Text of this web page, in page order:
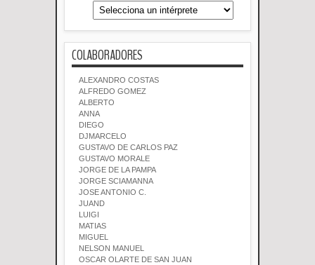
COLABORADORES
ALEXANDRO COSTAS
ALFREDO GOMEZ
ALBERTO
ANNA
DIEGO
DJMARCELO
GUSTAVO DE CARLOS PAZ
GUSTAVO MORALE
JORGE DE LA PAMPA
JORGE SCIAMANNA
JOSE ANTONIO C.
JUAND
LUIGI
MATIAS
MIGUEL
NELSON MANUEL
OSCAR OLARTE DE SAN JUAN